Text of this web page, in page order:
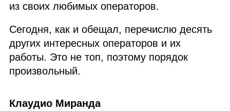
из своих любимых операторов.
Сегодня, как и обещал, перечислю десять
других интересных операторов и их
работы. Это не топ, поэтому порядок
произвольный.
Клаудио Миранда